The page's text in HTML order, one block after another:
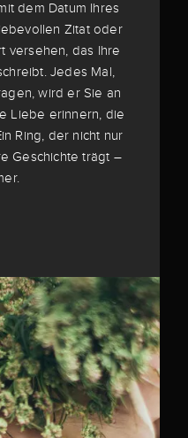
dem Datum Ihres
Zitat oder
versehen, das Ihre
Jedes Mal,
wird er Sie an
Liebe erinnern, die
Ring, der nicht nur
Geschichte trägt –